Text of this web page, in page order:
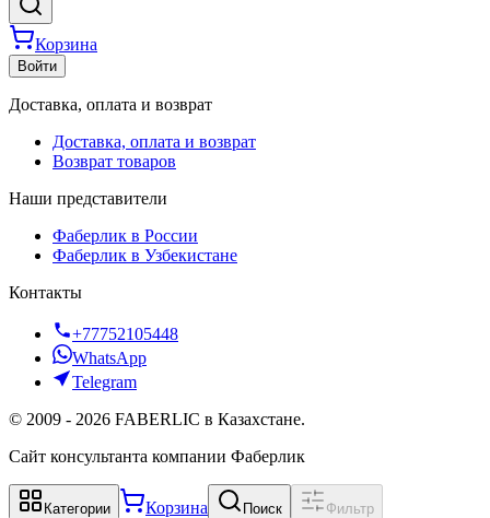
Корзина
Войти
Доставка, оплата и возврат
Доставка, оплата и возврат
Возврат товаров
Наши представители
Фаберлик в России
Фаберлик в Узбекистане
Контакты
+77752105448
WhatsApp
Telegram
© 2009 - 2026 FABERLIC в Казахстане.
Сайт консультанта компании Фаберлик
Категории Корзина Поиск Фильтр